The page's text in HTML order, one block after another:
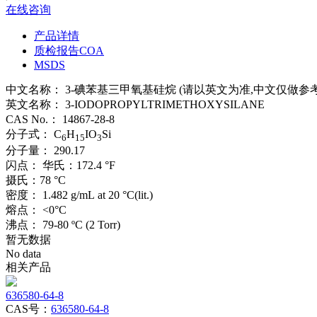
在线咨询
产品详情
质检报告COA
MSDS
中文名称： 3-碘苯基三甲氧基硅烷 (请以英文为准,中文仅做参
英文名称： 3-IODOPROPYLTRIMETHOXYSILANE
CAS No.：
14867-28-8
分子式：
C6H15IO3Si
分子量：
290.17
闪点：
华氏：172.4 °F
摄氏：78 °C
密度：
1.482 g/mL at 20 °C(lit.)
熔点：
<0°C
沸点：
79-80 ºC (2 Torr)
暂无数据
No data
相关产品
636580-64-8
CAS号： 636580-64-8